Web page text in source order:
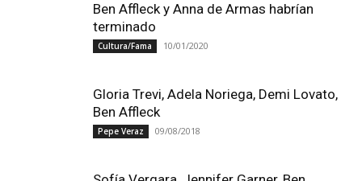
Ben Affleck y Anna de Armas habrían
terminado
Cultura/Fama 10/01/2020
Gloria Trevi, Adela Noriega, Demi Lovato,
Ben Affleck
Pepe Veraz 09/08/2018